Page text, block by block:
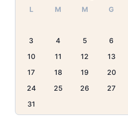
L M M G
3
4 5 6
10
11 12 13
17
18 19 20
24
25 26 27
31